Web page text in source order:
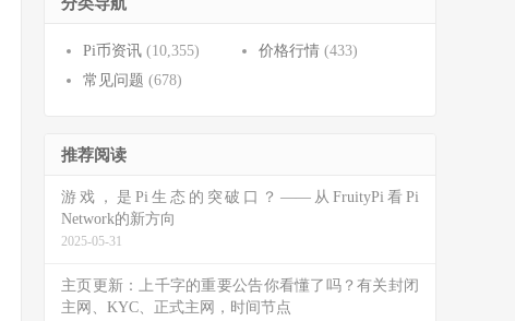
分类导航
Pi币资讯 (10,355) 价格行情 (433)
常见问题 (678)
推荐阅读
游戏，是Pi生态的突破口？——从FruityPi看Pi
Network的新方向
2025-05-31
主页更新：上千字的重要公告你看懂了吗？有关封闭
主网、KYC、正式主网，时间节点